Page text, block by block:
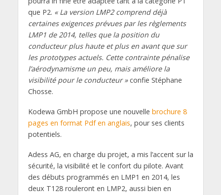
que P2. « La version LMP2 comprend déjà
certaines exigences prévues par les règlements
LMP1 de 2014, telles que la position du
conducteur plus haute et plus en avant que sur
les prototypes actuels. Cette contrainte pénalise
l’aérodynamisme un peu, mais améliore la
visibilité pour le conducteur »confie Stéphane
Chosse.
Kodewa GmbH propose une nouvelle brochure 8
pages en format Pdf en anglais, pour ses clients
potentiels.
Adess AG, en charge du projet, a mis l’accent sur la
sécurité, la visibilité et le confort du pilote. Avant
des débuts programmés en LMP1 en 2014, les
deux T128 rouleront en LMP2, aussi bien en